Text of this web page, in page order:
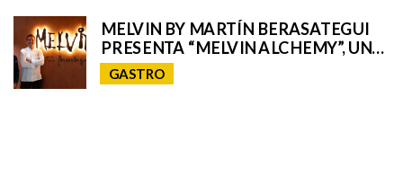
MELVIN BY MARTÍN BERASATEGUI
PRESENTA “MELVIN ALCHEMY”, UNA
EXPERIENCIA QUE FUSIONA ALTA
COCINA Y COCTELERÍA EN ABAMA
GASTRO